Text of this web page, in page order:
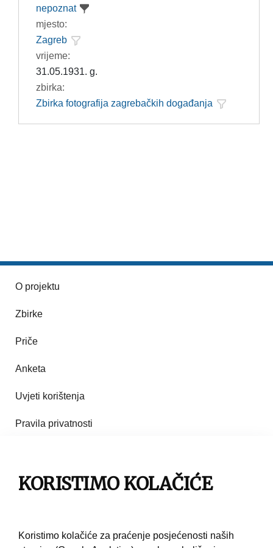
nepoznat
mjesto:
Zagreb
vrijeme:
31.05.1931. g.
zbirka:
Zbirka fotografija zagrebačkih događanja
O projektu
Zbirke
Priče
Anketa
Uvjeti korištenja
Pravila privatnosti
Pravila korištenja
KORISTIMO KOLAČIĆE
Koristimo kolačiće za praćenje posjećenosti naših